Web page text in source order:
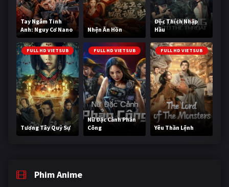
Tay Ngắm Tinh
Anh: Nguy Cơ Nano
Nhện Ăn Hồn
Độc Thích Nhập
Hầu
FULL HD VIETSUB
Tương Tây Quỷ Sự
FULL HD VIETSUB
Nữ Đặc Cảnh Phản
Công
FULL HD VIETSUB
Yêu Thần Lệnh
Phim Anime